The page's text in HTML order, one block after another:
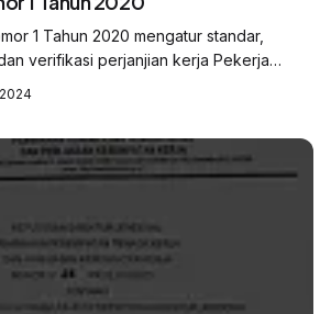
1 Tahun 2020 mengatur standar,
verifikasi perjanjian kerja Pekerja
PMI s...